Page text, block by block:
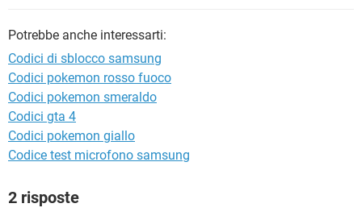
Potrebbe anche interessarti:
Codici di sblocco samsung
Codici pokemon rosso fuoco
Codici pokemon smeraldo
Codici gta 4
Codici pokemon giallo
Codice test microfono samsung
2 risposte